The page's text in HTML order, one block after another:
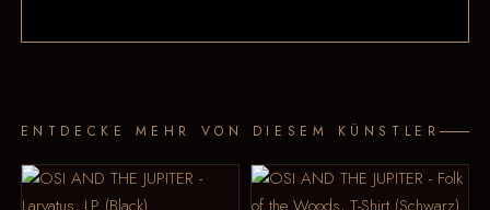
ENTDECKE MEHR VON DIESEM KÜNSTLER